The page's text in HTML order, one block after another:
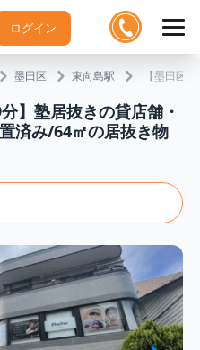
ログイン
墨田区 東向島駅 【墨田区
】塾居抜きの貸店舗・
済み/64㎡の居抜き物